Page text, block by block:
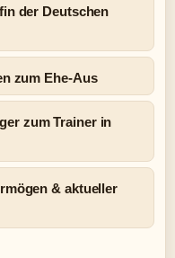
der Deutschen
zum Ehe-Aus
zum Trainer in
& aktueller